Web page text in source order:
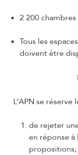
2 200
Tous les
doivent être
L’APN se réserve
de rejeter
en réponse
propositions;